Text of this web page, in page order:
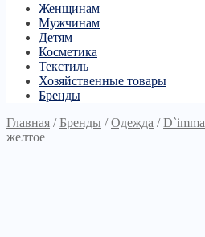
Женщинам
Мужчинам
Детям
Косметика
Текстиль
Хозяйственные товары
Бренды
Главная /Бренды /Одежда /D`imma
желтое